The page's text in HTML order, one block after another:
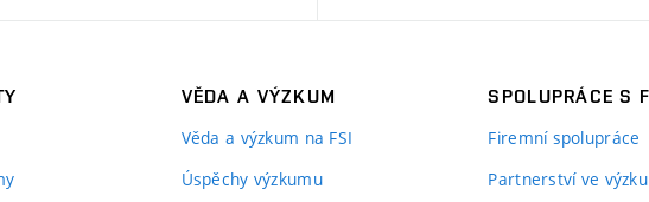
VĚDA A VÝZKUM
Věda a výzkum na FSI
Úspěchy výzkumu
SPOLUPRÁCE S
Firemní spolupráce
Partnerství ve